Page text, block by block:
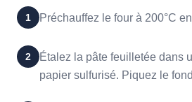
1 Préchauffez le four à 200°C
2
Étalez la pâte feuilletée dans
papier sulfurisé. Piquez le